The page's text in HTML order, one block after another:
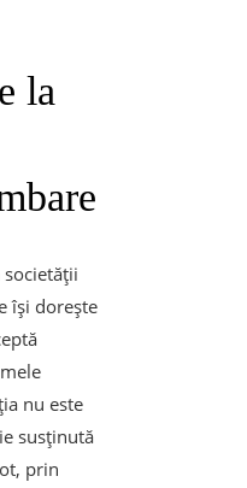
la
își dorește
nu este
susținută
prin